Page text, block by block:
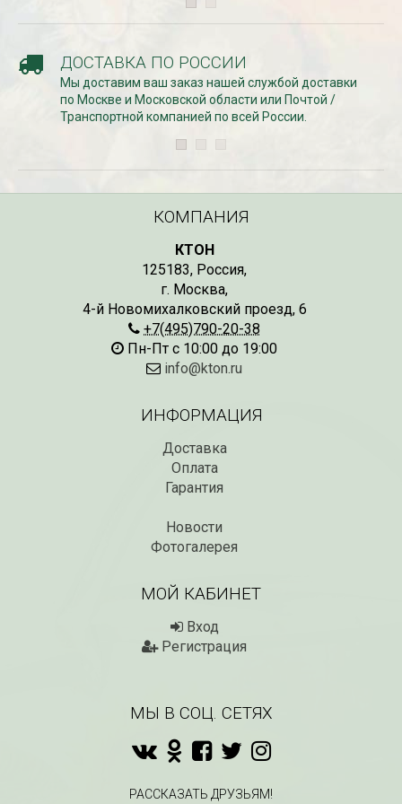
ДОСТАВКА ПО РОССИИ
Мы доставим ваш заказ нашей службой доставки
по Москве и Московской области или Почтой /
Транспортной компанией по всей России.
КОМПАНИЯ
КТОН
125183, Россия,
г. Москва,
4-й Новомихалковский проезд, 6
+7(495)790-20-38
Пн-Пт с 10:00 до 19:00
info@kton.ru
ИНФОРМАЦИЯ
Доставка
Оплата
Гарантия
Новости
Фотогалерея
МОЙ КАБИНЕТ
Вход
Регистрация
МЫ В СОЦ. СЕТЯХ
РАССКАЗАТЬ ДРУЗЬЯМ!